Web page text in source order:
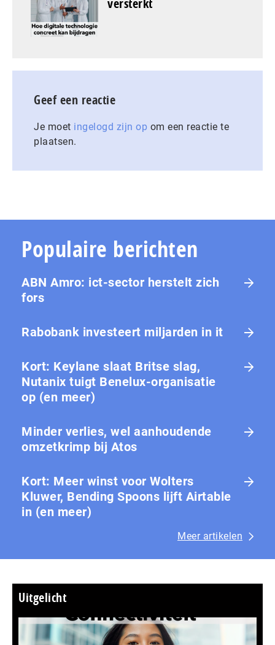
Geef een reactie
Je moet ingelogd zijn op om een reactie te
plaatsen.
Populaire berichten
ABN Amro: ict-sector herstelt zich
fors
Rabobank investeert miljarden in it
Kort: Keylane slaat Britse slag,
Nutanix tuigt Benelux-organisatie
op (en meer)
Minder verlies, wel aanhoudende
omzetkrimp bij Atos
Kort: Meer winst voor Wolters
Kluwer, Bending Spoons lijft Airtable
in (en meer)
Meer artikelen
Uitgelicht